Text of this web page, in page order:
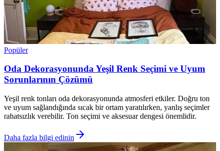
Popüler
Oda Dekorasyonunda Yeşil Renk Seçimi ve Uyum
Sorunlarının Çözümü
Yeşil renk tonları oda dekorasyonunda atmosferi etkiler. Doğru ton
ve uyum sağlandığında sıcak bir ortam yaratılırken, yanlış seçimler
rahatsızlık verebilir. Ton seçimi ve aksesuar dengesi önemlidir.
Daha fazla bilgi edinin